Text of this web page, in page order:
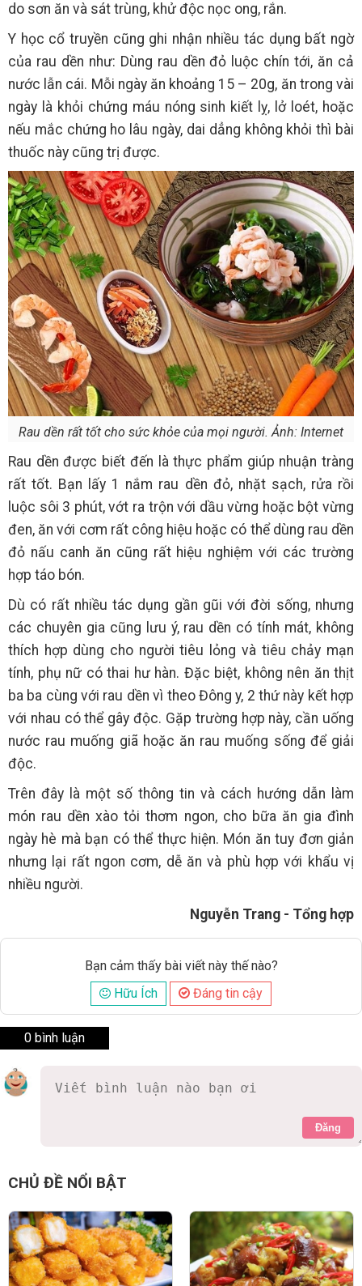
do sơn ăn và sát trùng, khử độc nọc ong, rắn.
Y học cổ truyền cũng ghi nhận nhiều tác dụng bất ngờ
của rau dền như: Dùng rau dền đỏ luộc chín tới, ăn cả
nước lẫn cái. Mỗi ngày ăn khoảng 15 – 20g, ăn trong vài
ngày là khỏi chứng máu nóng sinh kiết lỵ, lở loét, hoặc
nếu mắc chứng ho lâu ngày, dai dẳng không khỏi thì bài
thuốc này cũng trị được.
Rau dền rất tốt cho sức khỏe của mọi người. Ảnh: Internet
Rau dền được biết đến là thực phẩm giúp nhuận tràng
rất tốt. Bạn lấy 1 nắm rau dền đỏ, nhặt sạch, rửa rồi
luộc sôi 3 phút, vớt ra trộn với dầu vừng hoặc bột vừng
đen, ăn với cơm rất công hiệu hoặc có thể dùng rau dền
đỏ nấu canh ăn cũng rất hiệu nghiệm với các trường
hợp táo bón.
Dù có rất nhiều tác dụng gần gũi với đời sống, nhưng
các chuyên gia cũng lưu ý, rau dền có tính mát, không
thích hợp dùng cho người tiêu lỏng và tiêu chảy mạn
tính, phụ nữ có thai hư hàn. Đặc biệt, không nên ăn thịt
ba ba cùng với rau dền vì theo Đông y, 2 thứ này kết hợp
với nhau có thể gây độc. Gặp trường hợp này, cần uống
nước rau muống giã hoặc ăn rau muống sống để giải
độc.
Trên đây là một số thông tin và cách hướng dẫn làm
món rau dền xào tỏi thơm ngon, cho bữa ăn gia đình
ngày hè mà bạn có thể thực hiện. Món ăn tuy đơn giản
nhưng lại rất ngon cơm, dễ ăn và phù hợp với khẩu vị
nhiều người.
Nguyễn Trang - Tổng hợp
Bạn cảm thấy bài viết này thế nào?
Hữu Ích
Đáng tin cậy
0 bình luận
Đăng
CHỦ ĐỀ NỔI BẬT